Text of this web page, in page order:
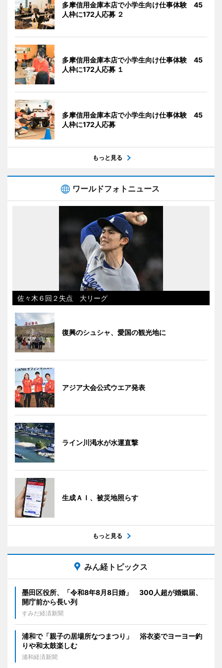
多摩信用金庫本店で小学生向け仕事体験 45
人枠に172人応募 ２
多摩信用金庫本店で小学生向け仕事体験 45
人枠に172人応募 １
多摩信用金庫本店で小学生向け仕事体験 45
人枠に172人応募
もっと見る
ワールドフォトニュース
佐々木６回２失点 大リーグ
復興のシュシャ、愛国の観光地に
アジア大会公式ウエア発表
ライン川渇水が水運直撃
生成ＡＩ、被災地照らす
もっと見る
みん経トピックス
墨田区役所、「令和8年8月8日婚」 300人超が婚姻届、
開庁前から長い列
すみだ経済新聞
浦和で「親子の居場所なつまつり」 浴衣姿でヨーヨー釣
りや和太鼓楽しむ
浦和経済新聞